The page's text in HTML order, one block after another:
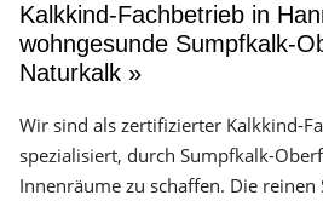
Kalkkind-Fachbetrieb in
wohngesunde Sumpfkalk-
Naturkalk »
Wir sind als zertifizierter Kalkkind-
spezialisiert, durch Sumpfkalk-
Innenräume zu schaffen. Die